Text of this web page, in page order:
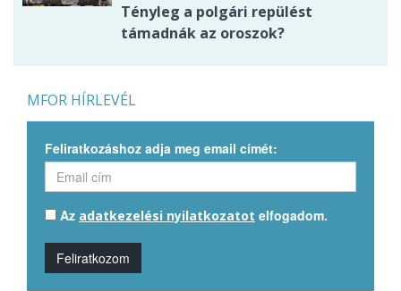
Tényleg a polgári repülést
támadnák az oroszok?
MFOR HÍRLEVÉL
Feliratkozáshoz adja meg email címét:
Az adatkezelési nyilatkozatot elfogadom.
Feliratkozom